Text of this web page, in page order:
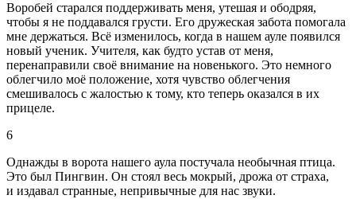
Воробей старался поддерживать меня, утешая и ободряя,
чтобы я не поддавался грусти. Его дружеская забота помогала
мне держаться. Всё изменилось, когда в нашем ауле появился
новый ученик. Учителя, как будто устав от меня,
перенаправили своё внимание на новенького. Это немного
облегчило моё положение, хотя чувство облегчения
смешивалось с жалостью к тому, кто теперь оказался в их
прицеле.
6
Однажды в ворота нашего аула постучала необычная птица.
Это был Пингвин. Он стоял весь мокрый, дрожа от страха,
и издавал странные, непривычные для нас звуки.